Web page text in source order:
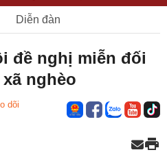
Diễn đàn
Đảng, Nhà nước
đề nghị miễn đối
nghèo
dõi